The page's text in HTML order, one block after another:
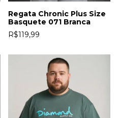
Regata Chronic Plus Size
Basquete 071 Branca
R$119,99